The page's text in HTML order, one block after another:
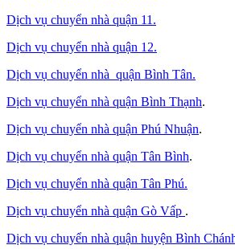
Dịch vụ chuyển nhà quận 11.
Dịch vụ chuyển nhà quận 12.
Dịch vụ chuyển nhà quận Bình Tân.
Dịch vụ chuyển nhà quận Bình Thạnh.
Dịch vụ chuyển nhà quận Phú Nhuận.
Dịch vụ chuyển nhà quận Tân Bình.
Dịch vụ chuyển nhà quận Tân Phú.
Dịch vụ chuyển nhà quận Gò Vấp .
Dịch vụ chuyển nhà quận huyện Bình